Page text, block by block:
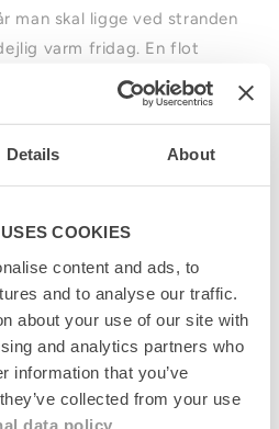
Details About
COOKIES
content and ads, to
and to analyse our traffic.
about your use of our site with
and analytics partners who
information that you’ve
collected from your use
data policy
man skal ligge ved stranden
varm fridag. En flot
høje grader, og du
perfekte badedragt hos
du have den bedste dag ved vandet
søger vi mod vandet uanset,
eller på ferie i udlandet. Her
det helt rigtige outfit, hvilket
Du bør altid have
som man kan skifte
at du føler dig godt